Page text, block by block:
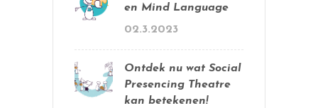
en Mind Language
02.3.2023
Ontdek nu wat Social
Presencing Theatre
kan betekenen!